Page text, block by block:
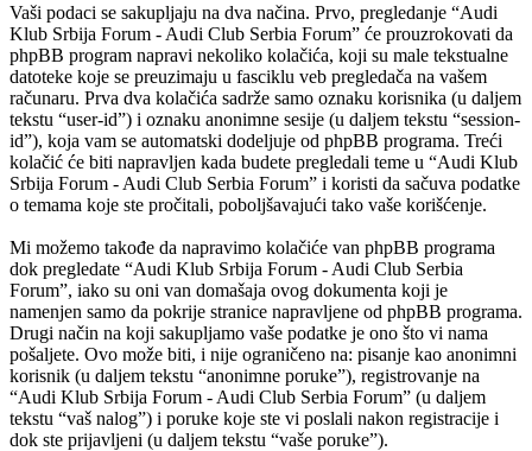
Vaši podaci se sakupljaju na dva načina. Prvo, pregledanje “Audi
Klub Srbija Forum - Audi Club Serbia Forum” će prouzrokovati da
phpBB program napravi nekoliko kolačića, koji su male tekstualne
datoteke koje se preuzimaju u fasciklu veb pregledača na vašem
računaru. Prva dva kolačića sadrže samo oznaku korisnika (u daljem
tekstu “user-id”) i oznaku anonimne sesije (u daljem tekstu “session-
id”), koja vam se automatski dodeljuje od phpBB programa. Treći
kolačić će biti napravljen kada budete pregledali teme u “Audi Klub
Srbija Forum - Audi Club Serbia Forum” i koristi da sačuva podatke
o temama koje ste pročitali, poboljšavajući tako vaše korišćenje.
Mi možemo takođe da napravimo kolačiće van phpBB programa
dok pregledate “Audi Klub Srbija Forum - Audi Club Serbia
Forum”, iako su oni van domašaja ovog dokumenta koji je
namenjen samo da pokrije stranice napravljene od phpBB programa.
Drugi način na koji sakupljamo vaše podatke je ono što vi nama
pošaljete. Ovo može biti, i nije ograničeno na: pisanje kao anonimni
korisnik (u daljem tekstu “anonimne poruke”), registrovanje na
“Audi Klub Srbija Forum - Audi Club Serbia Forum” (u daljem
tekstu “vaš nalog”) i poruke koje ste vi poslali nakon registracije i
dok ste prijavljeni (u daljem tekstu “vaše poruke”).